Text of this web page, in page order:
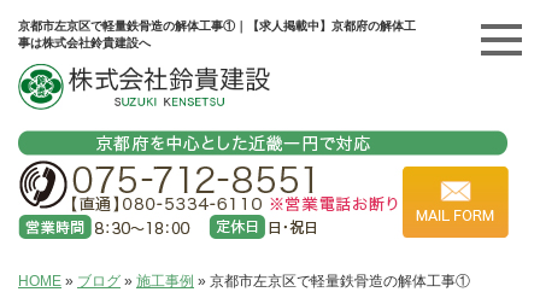
京都市左京区で軽量鉄骨造の解体工事①｜【求人掲載中】京都府の解体工
事は株式会社鈴貴建設へ
HOME » ブログ » 施工事例 » 京都市左京区で軽量鉄骨造の解体工事①